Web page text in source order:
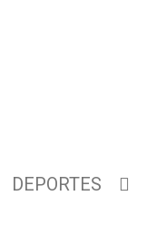
DEPORTES